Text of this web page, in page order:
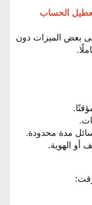
الحساب
بعض الميزات دون
مدة محدودة.
أو الهوية.